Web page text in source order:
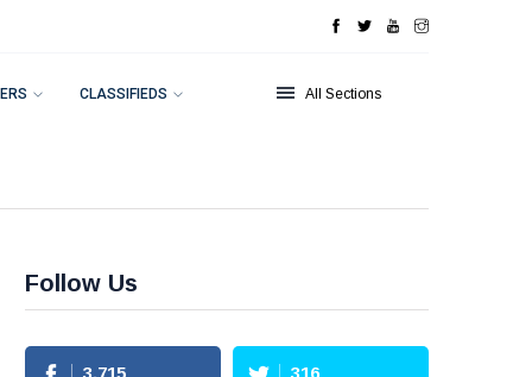
CLASSIFIEDS All Sections
Follow Us
3,715 316